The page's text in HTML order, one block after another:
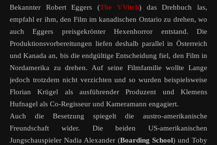
Bekannter Robert Eggers (The VVitch) das Drehbuch las,
empfahl er ihm, den Film im kanadischen Ontario zu drehen, wo
auch Eggers preisgekrönter Hexenhorror entstand. Die
Produktionsvorbereitungen liefen deshalb parallel in Österreich
und Kanada an, bis die endgültige Entscheidung fiel, den Film in
Nordamerika zu drehen. Auf seine Filmfamilie wollte Lange
jedoch trotzdem nicht verzichten und so wurden beispielsweise
Florian Krügel als ausführender Produzent und Klemens
Hufnagel als Co-Regisseur und Kameramann engagiert.
Auch die Besetzung spiegelt die austro-amerikanische
Freundschaft wider. Die beiden US-amerikanischen
Jungschauspieler Nadia Alexander (Boarding School) und Toby